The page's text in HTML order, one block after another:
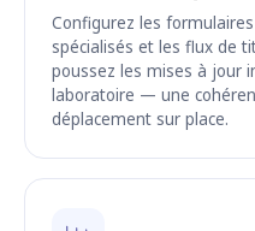
Configurez les
spécialisés et les flux de
poussez les mises à jour
laboratoire — une
déplacement sur place.